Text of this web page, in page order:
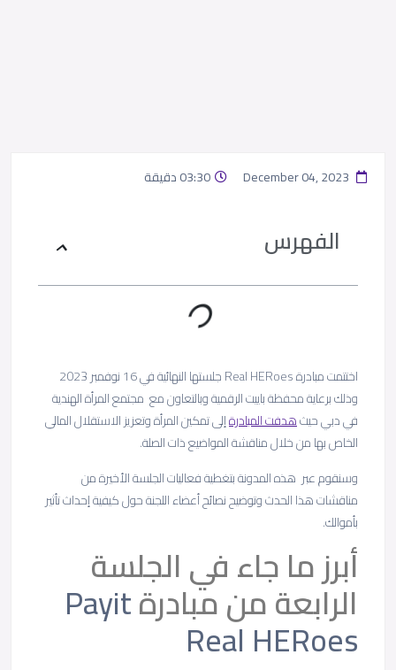
03:30 دقيقة
الفهرس
اختتمت مبادرة Real HERoes جلستها النهائية في 16 نوفمبر 2023
وذلك برعاية محفظة باييت الرقمية وبالتعاون مع مجتمع المرأة الهندية
في دبي حيثهدفت المبادرةإلى تمكين المرأة وتعزيز الاستقلال المالي
الخاص بها من خلال مناقشة المواضيع ذات الصلة.
وسنقوم عبر هذه المدونة بتغطية فعاليات الجلسة الأخيرة من
مناقشات هذا الحدث وتوضيح نصائح أعضاء اللجنة حول كيفية إحداث تأثير
بأموالك.
أبرز ما جاء في الجلسة
الرابعة من مبادرةPayit
Real HERoes